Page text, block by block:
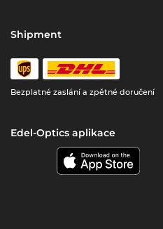
Shipment
Bezplatné zaslání a zpětné doručení
Edel-Optics aplikace